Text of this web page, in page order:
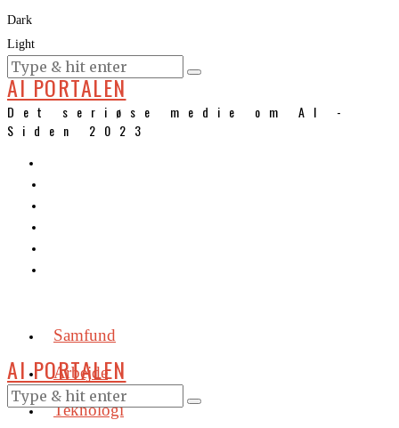
Dark
Light
KURSER
AI PORTALEN
Det seriøse medie om AI -
Siden 2023
Samfund
Arbejde
Teknologi
AI PORTALEN